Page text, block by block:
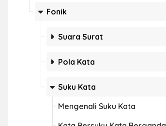
Fonik
Suara Surat
Pola Kata
Suku Kata
Mengenali Suku Kata